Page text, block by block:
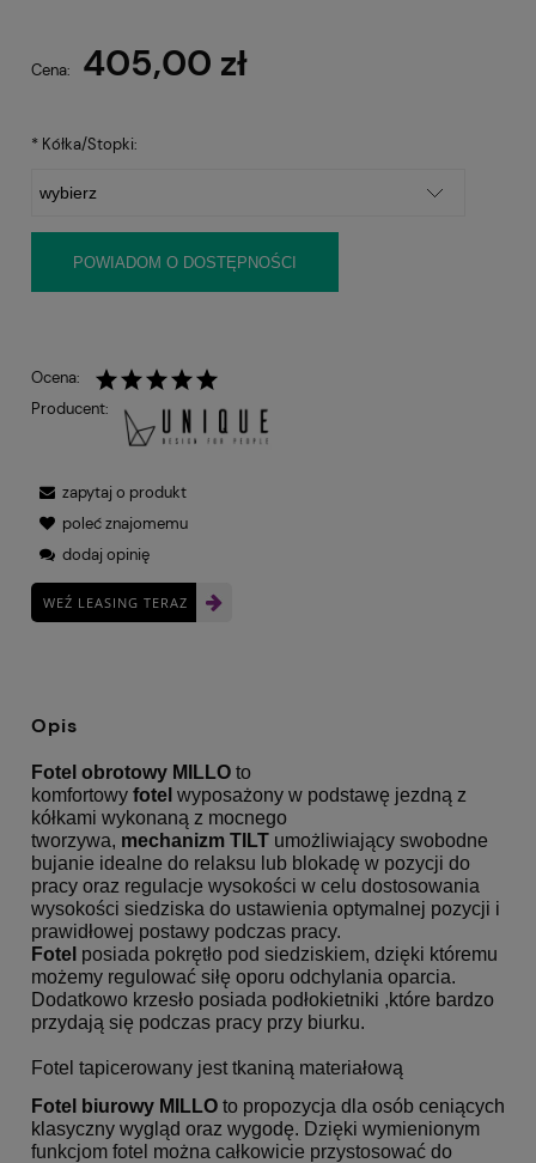
Cena: 405,00 zł
* Kółka/Stopki:
POWIADOM O DOSTĘPNOŚCI
Ocena:
Producent:
zapytaj o produkt
poleć znajomemu
dodaj opinię
WEŹ LEASING TERAZ
Opis
Fotel obrotowy MILLO to
komfortowy fotel wyposażony w podstawę jezdną z
kółkami wykonaną z mocnego
tworzywa, mechanizm TILT umożliwiający swobodne
bujanie idealne do relaksu lub blokadę w pozycji do
pracy oraz regulacje wysokości w celu dostosowania
wysokości siedziska do ustawienia optymalnej pozycji i
prawidłowej postawy podczas pracy.
Fotel posiada pokrętło pod siedziskiem, dzięki któremu
możemy regulować siłę oporu odchylania oparcia.
Dodatkowo krzesło posiada podłokietniki ,które bardzo
przydają się podczas pracy przy biurku.
Fotel tapicerowany jest tkaniną materiałową
Fotel biurowy MILLO to propozycja dla osób ceniących
klasyczny wygląd oraz wygodę. Dzięki wymienionym
funkcjom fotel można całkowicie przystosować do